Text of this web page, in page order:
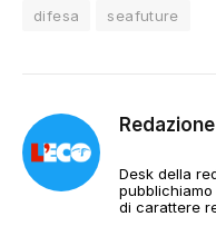
difesa seafuture
Redazione
Desk della
di carattere